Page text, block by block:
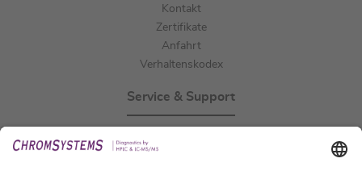
Kontakt
Zertifikate
Anfahrt
Verhaltenskodex
Service & Support